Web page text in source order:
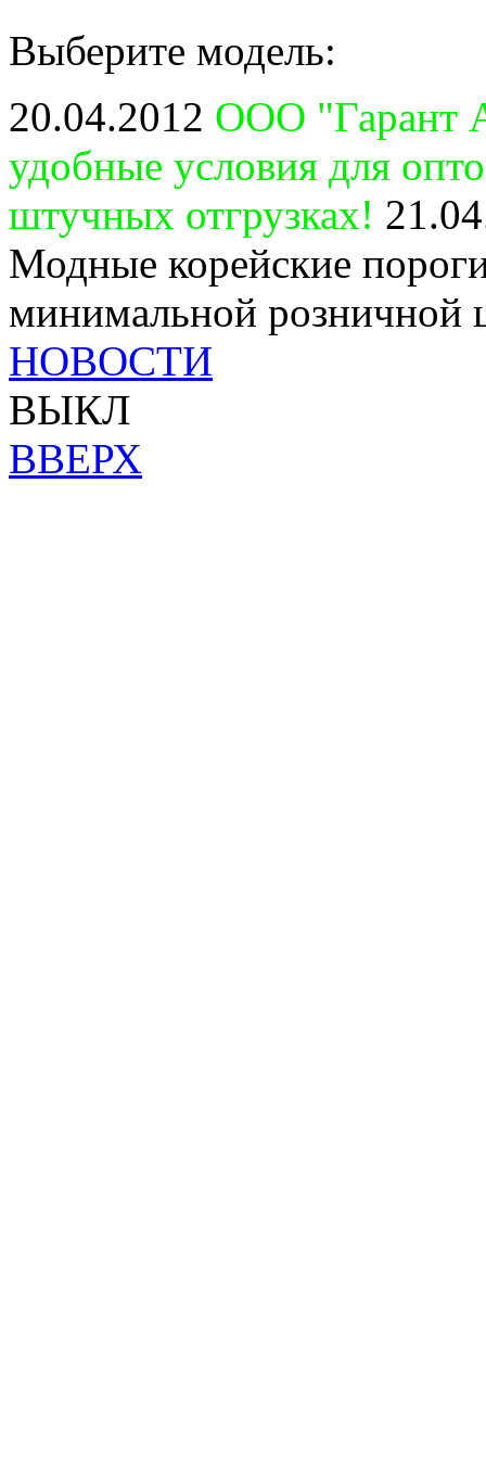
Выберите модель:
20.04.2012 ООО "Гарант
удобные условия для
штучных отгрузках!
Модные корейские
минимальной розничной
НОВОСТИ
ВЫКЛ
ВВЕРХ